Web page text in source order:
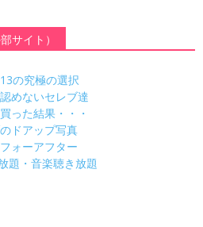
サイト）
の究極の選択
めないセレブ達
った結果・・・
ドアップ写真
ォーアフター
題・音楽聴き放題